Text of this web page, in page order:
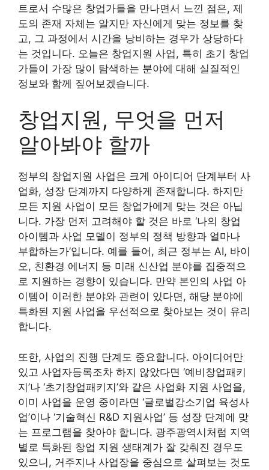
트로서 수많은 창업가들을 만나면서 느낀 점은, 제
도의 존재 자체는 알지만 자신에게 맞는 정보를 찾
고, 그 과정에서 시간을 낭비하는 경우가 상당하다
는 것입니다. 오늘은 창업지원 사업, 특히 초기 창업
가들이 가장 많이 탐색하는 분야에 대해 실질적인
정보와 함께 짚어보겠습니다.
창업지원, 무엇을 먼저
알아봐야 할까
정부의 창업지원 사업은 크게 아이디어 단계부터 사
업화, 성장 단계까지 다양하게 존재합니다. 하지만
모든 지원 사업이 모든 창업가에게 맞는 것은 아닙
니다. 가장 먼저 고려해야 할 것은 바로 ‘나의 창업
아이템과 사업 모델이 정부의 정책 방향과 얼마나
부합하는가’입니다. 예를 들어, 최근 정부는 AI, 바이
오, 친환경 에너지 등 미래 신산업 분야를 집중적으
로 지원하는 경향이 있습니다. 만약 본인의 사업 아
이템이 이러한 분야와 관련이 있다면, 해당 분야에
특화된 지원 사업을 우선적으로 찾아보는 것이 유리
합니다.
또한, 사업의 진행 단계도 중요합니다. 아이디어만
있고 사업자등록조차 하지 않았다면 ‘예비창업패키
지’나 ‘초기창업패키지’와 같은 사업화 지원 사업을,
이미 사업을 운영 중이라면 ‘글로벌강소기업 육성사
업’이나 ‘기술혁신 R&D 지원사업’ 등 성장 단계에 맞
는 프로그램을 찾아야 합니다. 광주광역시처럼 지역
별로 특화된 창업 지원 생태계가 잘 갖춰진 경우도
있으니, 거주지나 사업장을 중심으로 살펴보는 것도